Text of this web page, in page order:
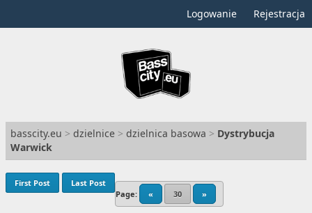
Logowanie Rejestracja
basscity.eu > dzielnice > dzielnica basowa > Dystrybucja
Warwick
Page: « 30 »
First Post Last Post